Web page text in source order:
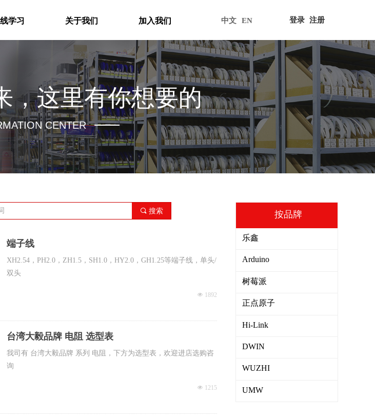
学习 关于我们 加入我们 中文 EN 登录 注册
，这里有你想要的
CENTER
端子线
XH2.54，PH2.0，ZH1.5，SH1.0，HY2.0，GH1.25等端子线，单头/
双头
넶 1892
台湾大毅品牌 电阻 选型表
我司有 台湾大毅品牌 系列 电阻，下方为选型表，欢迎进店选购咨
询
넶 1215
끠 搜索 全部分类
乐鑫
Arduino
树莓派
正点原子
Hi-Link
DWIN
WUZHI
UMW
按品牌